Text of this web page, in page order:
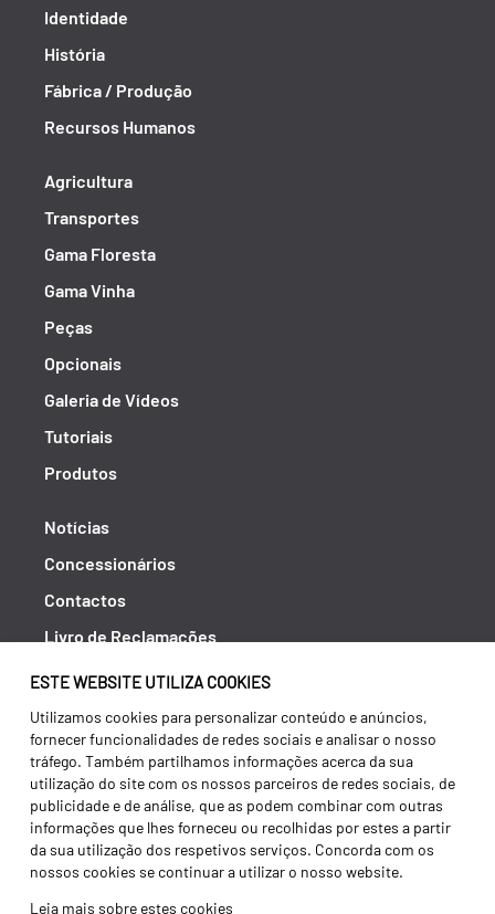
ESTE WEBSITE UTILIZA COOKIES
Utilizamos cookies para personalizar conteúdo e anúncios,
fornecer funcionalidades de redes sociais e analisar o nosso
tráfego. Também partilhamos informações acerca da sua
utilização do site com os nossos parceiros de redes sociais, de
publicidade e de análise, que as podem combinar com outras
informações que lhes forneceu ou recolhidas por estes a partir
da sua utilização dos respetivos serviços. Concorda com os
nossos cookies se continuar a utilizar o nosso website.
Leia mais sobre estes cookies
Identidade
História
Fábrica / Produção
Recursos Humanos
Agricultura
Transportes
Gama Floresta
Gama Vinha
Peças
Opcionais
Galeria de Vídeos
Tutoriais
Produtos
Notícias
Concessionários
Contactos
Livro de Reclamações
Política de Privacidade
Canal de Denúncias (RGPC)
Termos e condições